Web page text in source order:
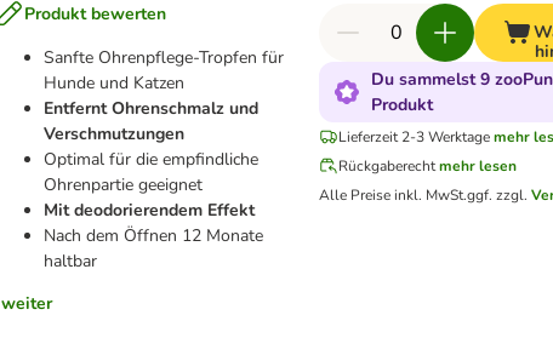
Produkt bewerten
Sanfte Ohrenpflege-Tropfen für
Hunde und Katzen
Entfernt Ohrenschmalz und
Verschmutzungen
Optimal für die empfindliche
Ohrenpartie geeignet
Mit deodorierendem Effekt
Nach dem Öffnen 12 Monate
haltbar
weiter
Du sammelst 9
Produkt
Lieferzeit 2-3 Werktagemehr
Rückgaberechtmehr lesen
Alle Preise inkl. MwSt.ggf. zzgl.